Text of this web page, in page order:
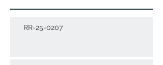
RR-25-0207